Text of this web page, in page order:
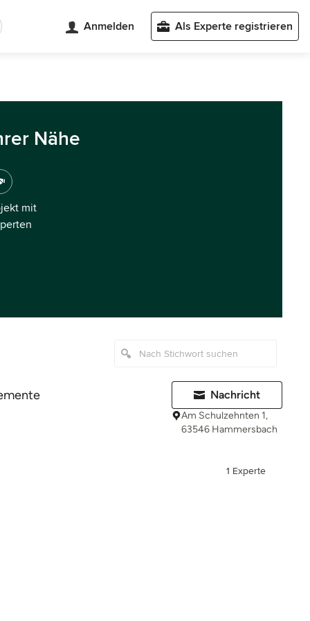
Anmelden Als Experte registrieren
Nähe
mit
Nachricht
Am Schulzehnten 1,
63546 Hammersbach
1 Experte